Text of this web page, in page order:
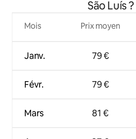
São Luís ?
Mois
Janv.
Févr.
Mars
Prix moyen
79 €
79 €
81 €